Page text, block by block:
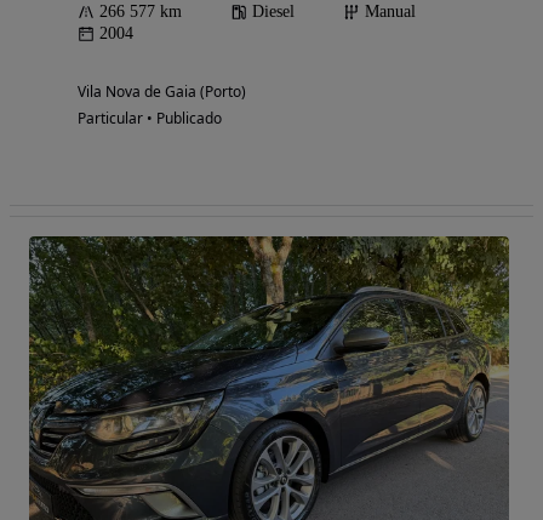
266 577 km Diesel
Manual
2004
Vila Nova de Gaia (Porto)
Particular • Publicado